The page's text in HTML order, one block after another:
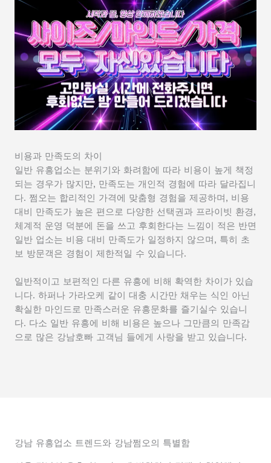
비용과 만족도의 차이
일반 유흥업소는 분위기와 화려함에 따라 비용이 높게 책정
되는 경우가 많지만, 만족도는 개인적 경험에 따라 달라집니
다. 쩜오는 합리적인 가격에 맞춤형 경험을 제공하며, 비용
대비 만족도가 높은 편으로 다양한 선택권과 프라이빗 환경,
체계적 운영 덕분에 돈을 쓰고 후회한다는 느낌이 적은 반면
일반 업소는 비용 대비 만족도가 일정하지 않으며, 특히 초
보 방문객은 경험이 제한적일 수 있습니다.
일반적이고 보편적인 다른 유흥에 비해 확역한 차이가 있습
니다. 하퍼나 가라오케 같이 대충 시간만 채우는 식인 아닌
확실한 마인드로 만족스러운 유흥문화를 즐기실수 있습니
다. 다소 일반 유흥에 비해 비용은 높으나 그만큼의 만족감
으로 많은 강남호빠 고객님 들에게 사랑을 받고 있습니다.
강남 유흥업소 트렌드와 강남쩜오의 특별함